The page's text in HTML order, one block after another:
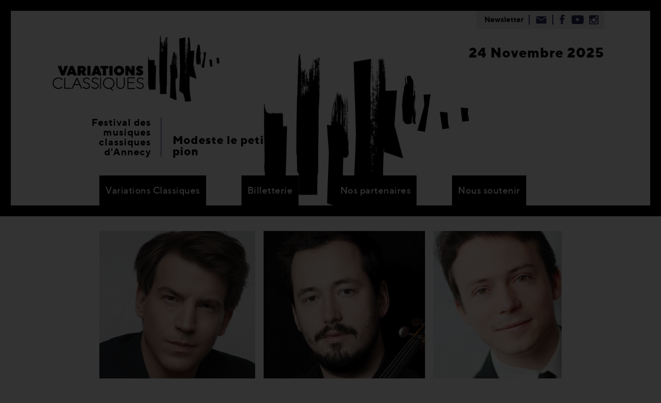
24 Novembre 2025
Festival des
musiques
classiques
d'Annecy
Modeste le petit
pion
Newsletter
Variations Classiques Billetterie Nos partenaires Nous soutenir